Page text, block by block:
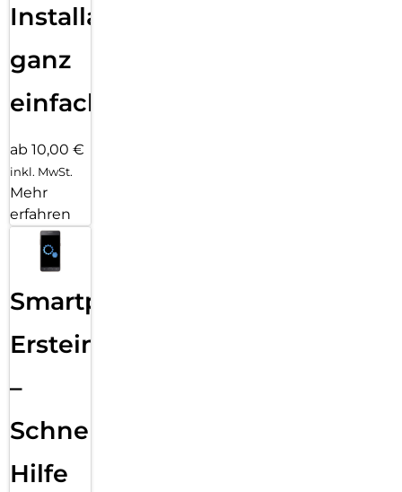
Installation
ganz
einfach
ab 10,00 €
inkl. MwSt.
Mehr
erfahren
Smartphone
Ersteinrichtung
–
Schnelle
Hilfe